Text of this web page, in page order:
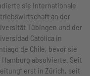
sie Internationale
an der
Tübingen und der
Católica in
de Chile, bevor sie
absolvierte. Seit
erst in Zürich, seit